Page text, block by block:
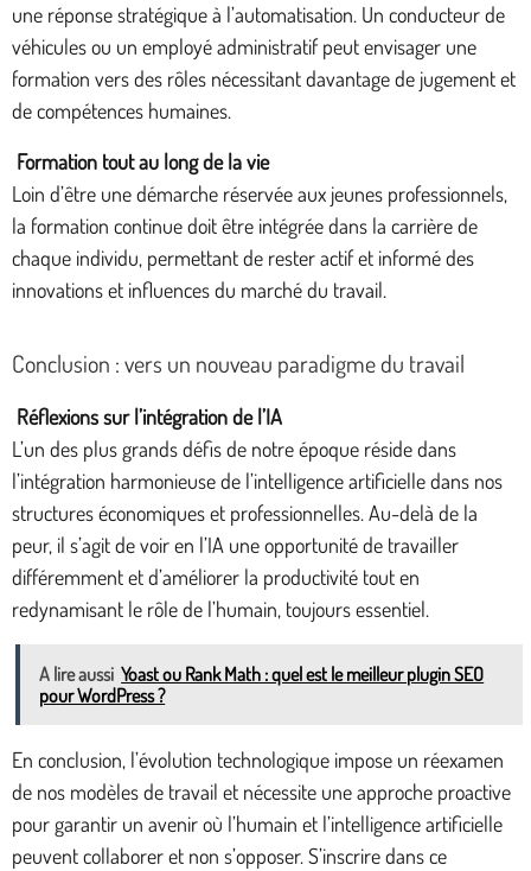
une réponse stratégique à l’automatisation. Un conducteur de
véhicules ou un employé administratif peut envisager une
formation vers des rôles nécessitant davantage de jugement et
de compétences humaines.
Formation tout au long de la vie
Loin d’être une démarche réservée aux jeunes professionnels,
la formation continue doit être intégrée dans la carrière de
chaque individu, permettant de rester actif et informé des
innovations et influences du marché du travail.
Conclusion : vers un nouveau paradigme du travail
Réflexions sur l’intégration de l’IA
L’un des plus grands défis de notre époque réside dans
l’intégration harmonieuse de l’intelligence artificielle dans nos
structures économiques et professionnelles. Au-delà de la
peur, il s’agit de voir en l’IA une opportunité de travailler
différemment et d’améliorer la productivité tout en
redynamisant le rôle de l’humain, toujours essentiel.
A lire aussi Yoast ou Rank Math : quel est le meilleur plugin SEO
pour WordPress ?
En conclusion, l’évolution technologique impose un réexamen
de nos modèles de travail et nécessite une approche proactive
pour garantir un avenir où l’humain et l’intelligence artificielle
peuvent collaborer et non s’opposer. S’inscrire dans ce